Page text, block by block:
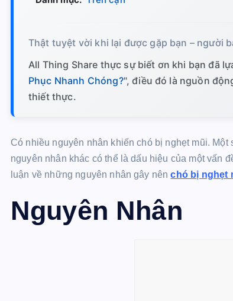
Thật tuyệt vời khi lại được gặp bạn – người
All Thing Share thực sự biết ơn khi bạn đã
Phục Nhanh Chóng?", điều đó là nguồn
thiết thực.
Có nhiều nguyên nhân khiến chó bị nghẹt mũi.
nguyên nhân khác có thể là dấu hiệu của một vấn
luận về những nguyên nhân gây nênchó bị nghẹt
Nguyên Nhân